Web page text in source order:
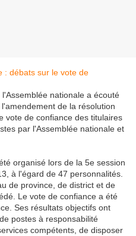
nationale a écouté
de la résolution
vote de confiance des titulaires
par l'Assemblée nationale et
organisé lors de la 5e session
à l'égard de 47 personnalités.
de province, de district et de
Le vote de confiance a été
Ses résultats objectifs ont
postes à responsabilité
compétents, de disposer